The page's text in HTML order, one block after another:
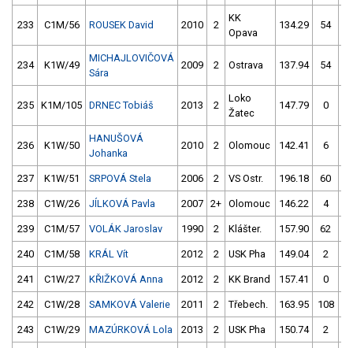
233 C1M/56 ROUSEK David 2010 2
KK
Opava
134.29 54
234 K1W/49
MICHAJLOVIČOVÁ
Sára
2009 2 Ostrava 137.94 54
235 K1M/105 DRNEC Tobiáš 2013 2
Loko
Žatec
147.79 0
236 K1W/50
HANUŠOVÁ
Johanka
2010 2 Olomouc 142.41 6
237 K1W/51 SRPOVÁ Stela 2006 2 VS Ostr. 196.18 60
238 C1W/26 JÍLKOVÁ Pavla 2007 2+ Olomouc 146.22 4
239 C1M/57 VOLÁK Jaroslav 1990 2 Klášter. 157.90 62
240 C1M/58 KRÁL Vít 2012 2 USK Pha 149.04 2
241 C1W/27 KŘIŽKOVÁ Anna 2012 2 KK Brand 157.41 0
242 C1W/28 SAMKOVÁ Valerie 2011 2 Třebech. 163.95 108
243 C1W/29 MAZÚRKOVÁ Lola 2013 2 USK Pha 150.74 2